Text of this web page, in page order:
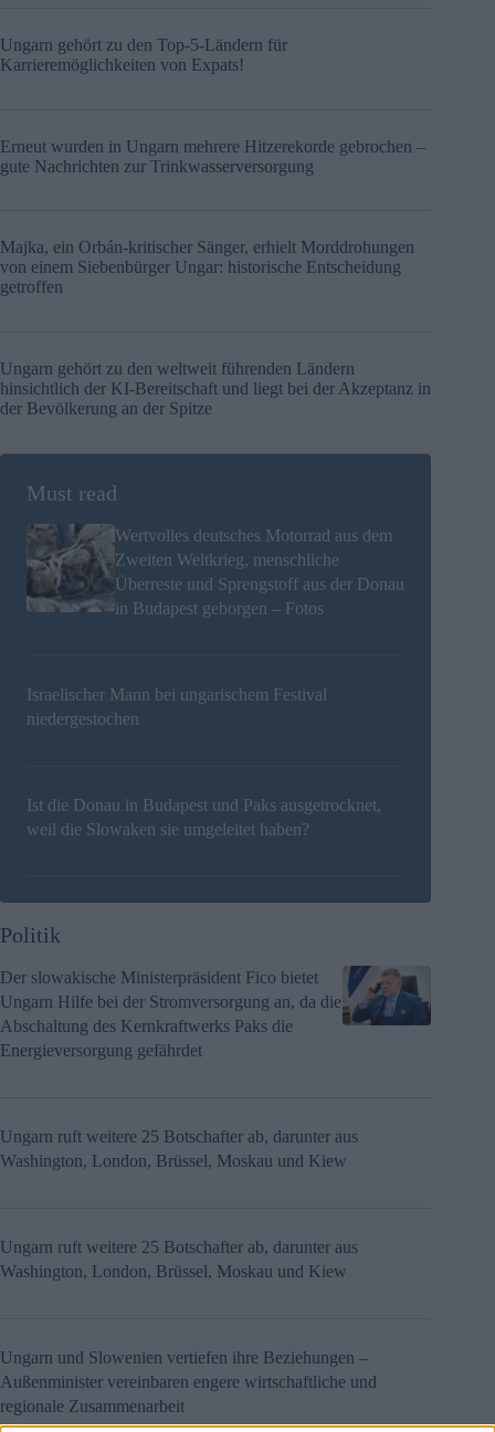
Ungarn gehört zu den Top-5-Ländern für
Karrieremöglichkeiten von Expats!
Erneut wurden in Ungarn mehrere Hitzerekorde gebrochen –
gute Nachrichten zur Trinkwasserversorgung
Majka, ein Orbán-kritischer Sänger, erhielt Morddrohungen
von einem Siebenbürger Ungar: historische Entscheidung
getroffen
Ungarn gehört zu den weltweit führenden Ländern
hinsichtlich der KI-Bereitschaft und liegt bei der Akzeptanz in
der Bevölkerung an der Spitze
Must read
Wertvolles deutsches Motorrad aus dem
Zweiten Weltkrieg, menschliche
Überreste und Sprengstoff aus der Donau
in Budapest geborgen – Fotos
Israelischer Mann bei ungarischem Festival
niedergestochen
Ist die Donau in Budapest und Paks ausgetrocknet,
weil die Slowaken sie umgeleitet haben?
Politik
Der slowakische Ministerpräsident Fico bietet
Ungarn Hilfe bei der Stromversorgung an, da die
Abschaltung des Kernkraftwerks Paks die
Energieversorgung gefährdet
Ungarn ruft weitere 25 Botschafter ab, darunter aus
Washington, London, Brüssel, Moskau und Kiew
Ungarn ruft weitere 25 Botschafter ab, darunter aus
Washington, London, Brüssel, Moskau und Kiew
Ungarn und Slowenien vertiefen ihre Beziehungen –
Außenminister vereinbaren engere wirtschaftliche und
regionale Zusammenarbeit